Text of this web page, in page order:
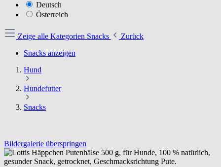
Deutsch
Österreich
Zeige alle Kategorien Snacks
Zurück
Snacks anzeigen
Hund
Hundefutter
Snacks
Bildergalerie überspringen